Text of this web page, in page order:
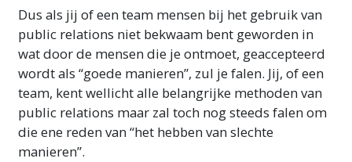
Dus als jij of een team mensen bij het gebruik van
public relations niet bekwaam bent geworden in
wat door de mensen die je ontmoet, geaccepteerd
wordt als “goede manieren”, zul je falen. Jij, of een
team, kent wellicht alle belangrijke methoden van
public relations maar zal toch nog steeds falen om
die ene reden van “het hebben van slechte
manieren”.